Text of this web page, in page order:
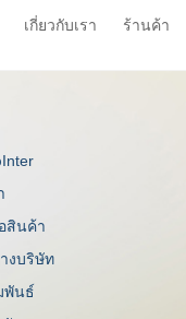
เกี่ยวกับเรา ร้านค้า
Inter
สินค้า
งบริษัท
พันธ์